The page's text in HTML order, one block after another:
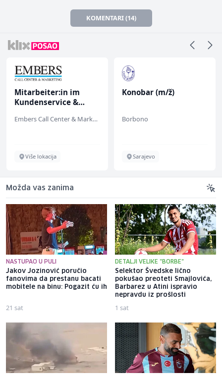
KOMENTARI (14)
Mitarbeiter:in im
Kundenservice &
Embers Call Center & Marketing
Više lokacija
Konobar (m/ž)
Borbono
Sarajevo
Možda vas zanima
NASTUPAO U PULI
Jakov Jozinović poručio
fanovima da prestanu bacati
mobitele na binu: Pogazit ću ih
21 sat
DETALJI VELIKE "BORBE"
Selektor Švedske lično
pokušao preoteti Smajlovića,
Barbarez u Atini ispravio
nepravdu iz prošlosti
1 sat